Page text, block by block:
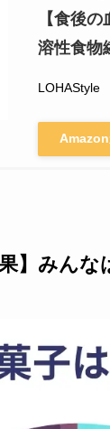
【食後
溶性食物
LOHAStyle
】みん